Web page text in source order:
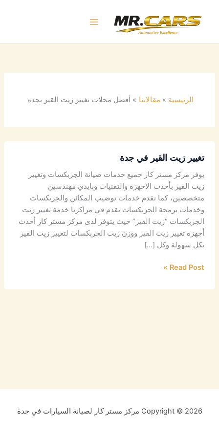
المحتوى
الرئيسية مقالاتنا أفضل محلات تغيير زيت القير بجده
تغيير زيت القير في جدة
يوفر مركز مستر كار جميع خدمات صيانة الجربكسات وتغيير
زيت القير بأحدث الاجهزة والتقنيات وبايدي مهندسين
متخصصين، كما نقدم خدمات توضيب المكائن والجربكسات
وخدمات برمجة الجربكسات نقدم في مراكزنا خدمة تغيير زيت
الجربكسات “زيت القير” حيث يتوفر لدى مركز مستر كار أحدث
أجهزة تغيير زيت القير ووزن زيت الجربكسات لتغيير زيت القير
بكل سهولة وكل […]
Read Post »
Copyright © 2026 مركز مستر كار لصيانة السيارات في جدة